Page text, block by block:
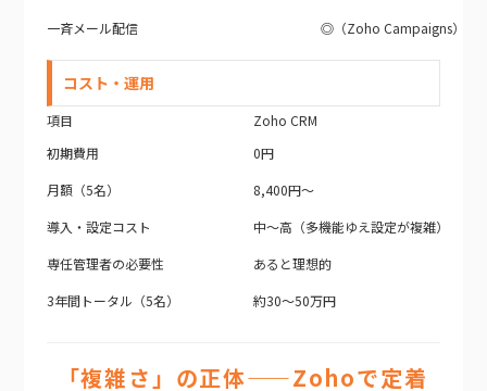
一斉メール配信 ◎（Zoho Campaigns）
コスト・運用
項目
Zoho CRM
初期費用
0円
月額（5名）
8,400円〜
導入・設定コスト
中〜高（多機能ゆえ設定が複雑）
専任管理者の必要性
あると理想的
3年間トータル（5名）
約30〜50万円
「複雑さ」の正体——Zohoで定着